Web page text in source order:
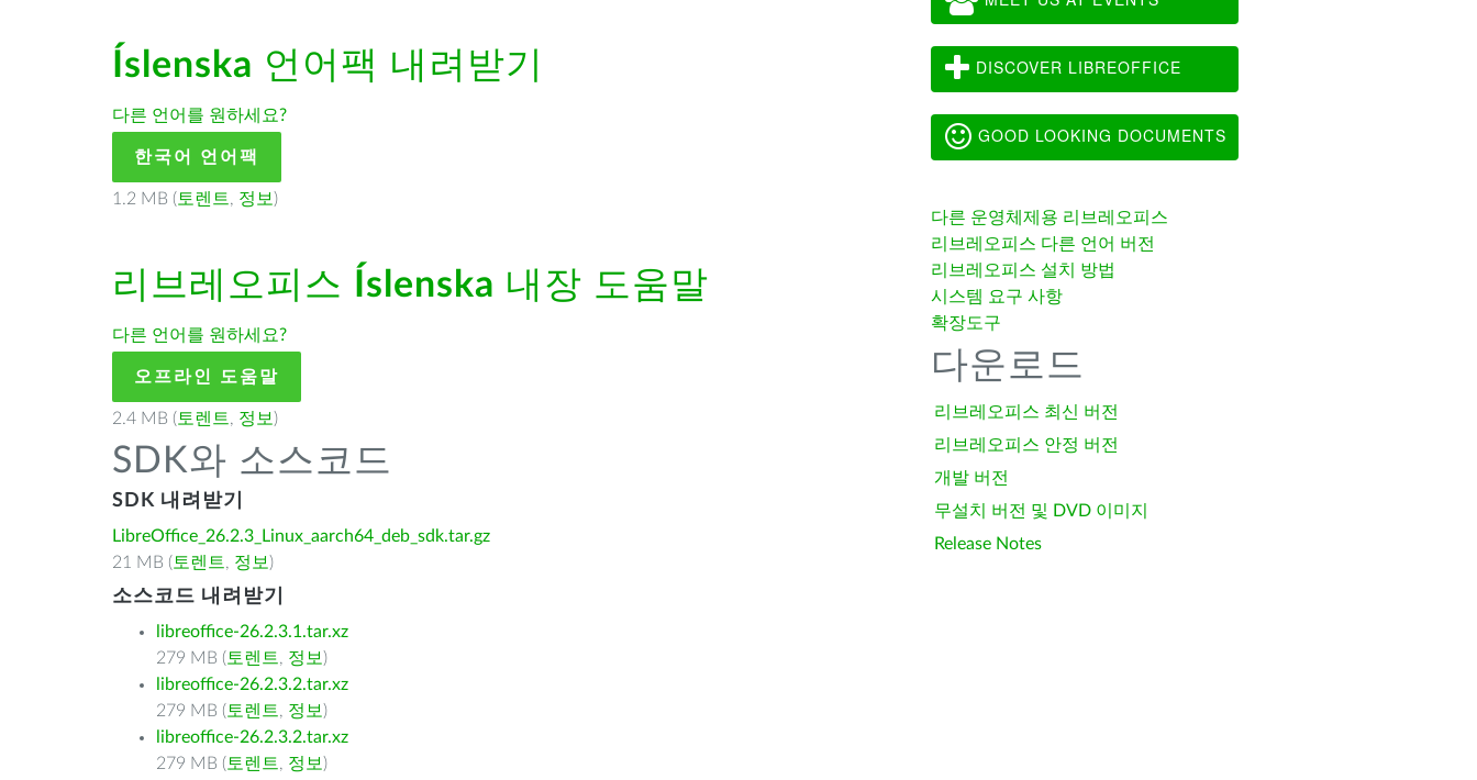
Íslenska 언어팩 내려받기
다른 언어를 원하세요?
한국어 언어팩
1.2 MB ( 토렌트, 정보 )
리브레오피스 Íslenska 내장 도움말
다른 언어를 원하세요?
오프라인 도움말
2.4 MB ( 토렌트, 정보 )
SDK와 소스코드
SDK 내려받기
LibreOffice_26.2.3_Linux_aarch64_deb_sdk.tar.gz
21 MB ( 토렌트, 정보 )
소스코드 내려받기
libreoffice-26.2.3.1.tar.xz
279 MB ( 토렌트, 정보 )
libreoffice-26.2.3.2.tar.xz
279 MB ( 토렌트, 정보 )
libreoffice-26.2.3.2.tar.xz
279 MB ( 토렌트, 정보 )
DISCOVER LIBREOFFICE
GOOD LOOKING DOCUMENTS
다른 운영체제용 리브레오피스
리브레오피스 다른 언어 버전
리브레오피스 설치 방법
시스템 요구 사항
확장도구
다운로드
리브레오피스 최신 버전
리브레오피스 안정 버전
개발 버전
무설치 버전 및 DVD 이미지
Release Notes